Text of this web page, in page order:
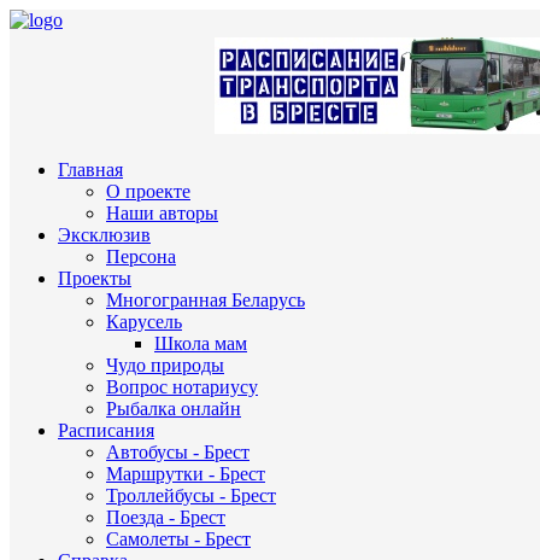
Главная
О проекте
Наши авторы
Эксклюзив
Персона
Проекты
Многогранная Беларусь
Карусель
Школа мам
Чудо природы
Вопрос нотариусу
Рыбалка онлайн
Расписания
Автобусы - Брест
Маршрутки - Брест
Троллейбусы - Брест
Поезда - Брест
Самолеты - Брест